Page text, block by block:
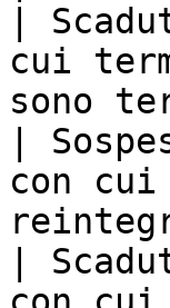
|
cui
sono
|
con
|